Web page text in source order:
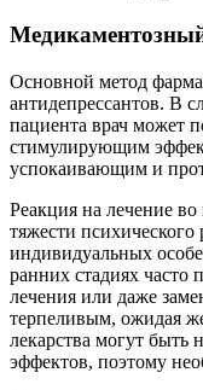
Основной метод
антидепрессантов. В
пациента врач может
стимулирующим
успокаивающим и
Реакция на лечение
тяжести психического
индивидуальных
ранних стадиях часто
лечения или даже
терпеливым, ожидая
лекарства могут быть
эффектов, поэтому